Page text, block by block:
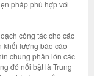
pháp phù hợp với
công tác cho các
khối lượng báo cáo
chung phần lớn các
đó nổi bật là Trung